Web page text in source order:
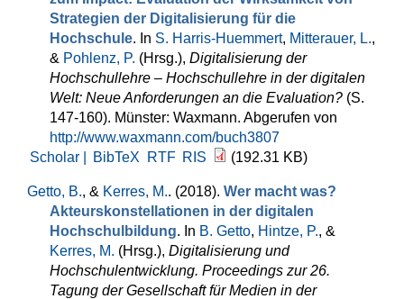
Strategien der Digitalisierung für die
Hochschule. In S. Harris-Huemmert, Mitterauer, L.,
& Pohlenz, P. (Hrsg.), Digitalisierung der
Hochschullehre – Hochschullehre in der digitalen
Welt: Neue Anforderungen an die Evaluation? (S.
147-160). Münster: Waxmann. Abgerufen von
http://www.waxmann.com/buch3807
Scholar |
BibTeX RTF RIS (192.31 KB)
Getto, B., & Kerres, M.. (2018). Wer macht was?
Akteurskonstellationen in der digitalen
Hochschulbildung. In B. Getto, Hintze, P., &
Kerres, M. (Hrsg.), Digitalisierung und
Hochschulentwicklung. Proceedings zur 26.
Tagung der Gesellschaft für Medien in der